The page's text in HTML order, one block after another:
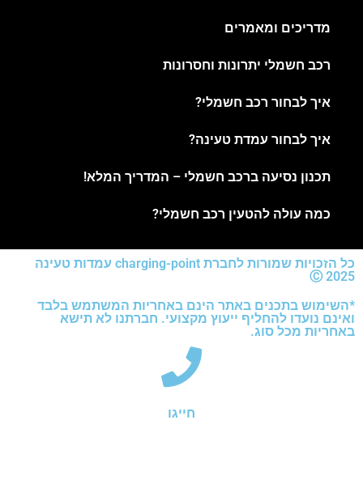
מדריכים ומאמרים
רכב חשמלי יתרונות וחסרונות
איך לבחור רכב חשמלי?
איך לבחור עמדת טעינה?
תכנון נסיעה ברכב חשמלי – המדריך המלא!
כמה עולה להטעין רכב חשמלי?
כל הזכויות שמורות לחברת charging-point עמדות טעינה
2025 Ⓒ
*השימוש בתכנים באתר הינם באחריות המשתמש בלבד
ואינם נועדו להחליף ייעוץ מקצועי. חברתנו לא תישא
באחריות מכל סוג.
חייגו